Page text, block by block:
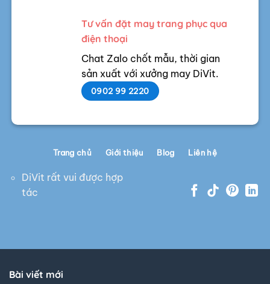
Tư vấn đặt may trang phục qua
điện thoại
Chat Zalo chốt mẫu, thời gian
sản xuất với xưởng may DiVit.
0902 99 2220
DiVit rất vui được hợp
tác
Trang chủ Giới thiệu Blog Liên hệ
Bài viết mới